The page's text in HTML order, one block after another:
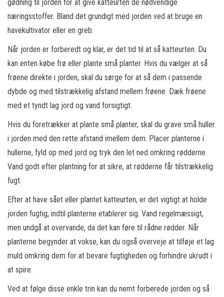
gødning til jorden for at give katteurten de nødvendige
næringsstoffer. Bland det grundigt med jorden ved at bruge en
havekultivator eller en greb.
Når jorden er forberedt og klar, er det tid til at så katteurten. Du
kan enten købe frø eller plante små planter. Hvis du vælger at så
frøene direkte i jorden, skal du sørge for at så dem i passende
dybde og med tilstrækkelig afstand mellem frøene. Dæk frøene
med et tyndt lag jord og vand forsigtigt.
Hvis du foretrækker at plante små planter, skal du grave små huller
i jorden med den rette afstand imellem dem. Placer planterne i
hullerne, fyld op med jord og tryk den let ned omkring rødderne.
Vand godt efter plantning for at sikre, at rødderne får tilstrækkelig
fugt.
Efter at have sået eller plantet katteurten, er det vigtigt at holde
jorden fugtig, indtil planterne etablerer sig. Vand regelmæssigt,
men undgå at overvande, da det kan føre til rådne rødder. Når
planterne begynder at vokse, kan du også overveje at tilføje et lag
muld omkring dem for at bevare fugtigheden og forhindre ukrudt i
at spire.
Ved at følge disse enkle trin kan du nemt forberede jorden og så